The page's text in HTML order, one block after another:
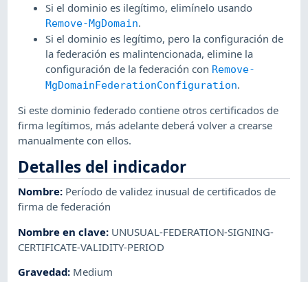
Si el dominio es ilegítimo, elimínelo usando
Remove-MgDomain.
Si el dominio es legítimo, pero la configuración de
la federación es malintencionada, elimine la
configuración de la federación con Remove-
MgDomainFederationConfiguration.
Si este dominio federado contiene otros certificados de
firma legítimos, más adelante deberá volver a crearse
manualmente con ellos.
Detalles del indicador
Nombre: Período de validez inusual de certificados de
firma de federación
Nombre en clave: UNUSUAL-FEDERATION-SIGNING-
CERTIFICATE-VALIDITY-PERIOD
Gravedad: Medium